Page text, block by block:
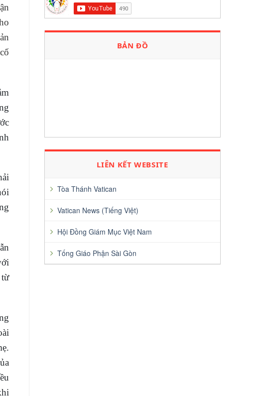
BẢN ĐỒ
LIÊN KẾT WEBSITE
Tòa Thánh Vatican
Vatican News (Tiếng Việt)
Hội Đồng Giám Mục Việt Nam
Tống Giáo Phận Sài Gòn